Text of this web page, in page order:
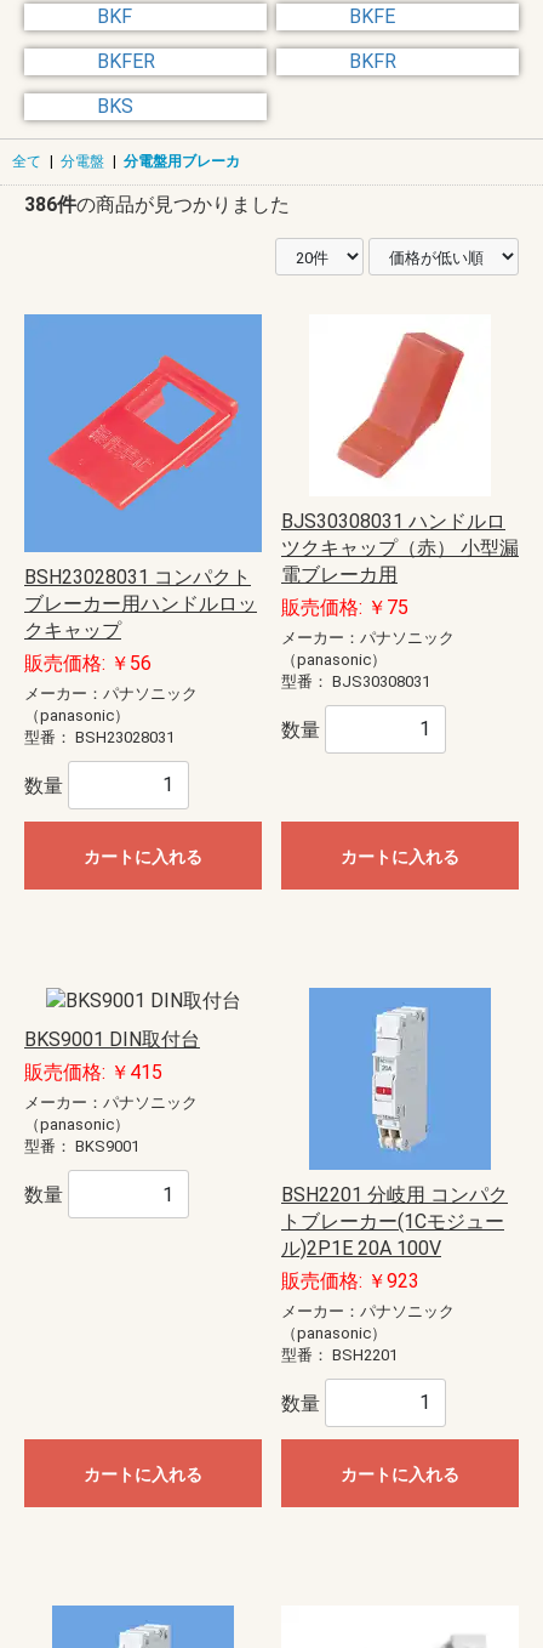
BKF
BKFE
BKFER
BKFR
BKS
全て | 分電盤 | 分電盤用ブレーカ
386件の商品が見つかりました
BSH23028031 コンパクト
ブレーカー用ハンドルロッ
クキャップ
販売価格: ￥56
メーカー：パナソニック
（panasonic）
型番： BSH23028031
数量
カートに入れる
BJS30308031 ハンドルロ
ツクキャップ（赤） 小型漏
電ブレーカ用
販売価格: ￥75
メーカー：パナソニック
（panasonic）
型番： BJS30308031
数量
カートに入れる
BKS9001 DIN取付台
販売価格: ￥415
メーカー：パナソニック
（panasonic）
型番： BKS9001
数量
カートに入れる
BSH2201 分岐用 コンパク
トブレーカー(1Cモジュー
ル)2P1E 20A 100V
販売価格: ￥923
メーカー：パナソニック
（panasonic）
型番： BSH2201
数量
カートに入れる